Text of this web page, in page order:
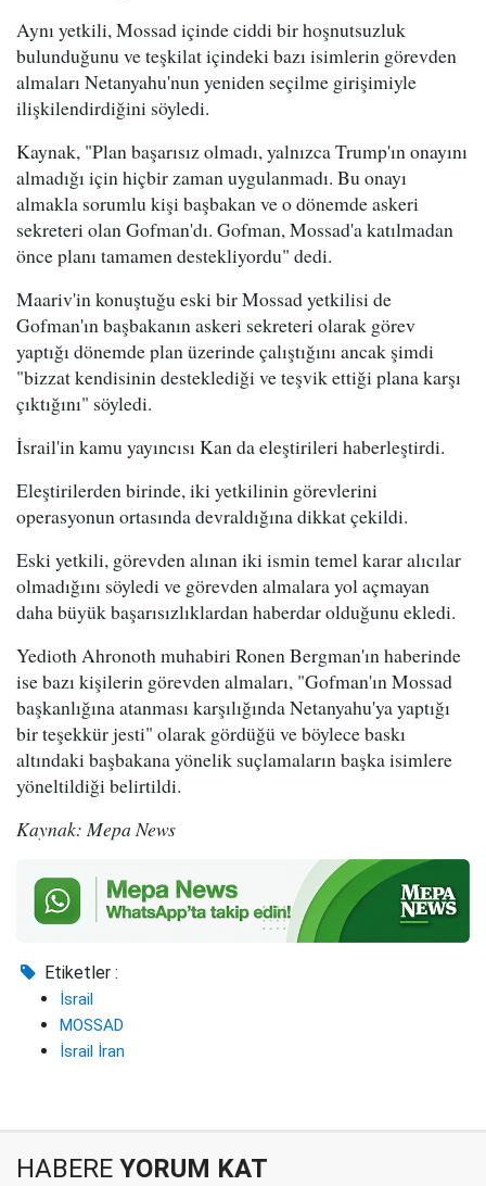
Aynı yetkili, Mossad içinde ciddi bir hoşnutsuzluk
bulunduğunu ve teşkilat içindeki bazı isimlerin görevden
almaları Netanyahu'nun yeniden seçilme girişimiyle
ilişkilendirdiğini söyledi.
Kaynak, "Plan başarısız olmadı, yalnızca Trump'ın onayını
almadığı için hiçbir zaman uygulanmadı. Bu onayı
almakla sorumlu kişi başbakan ve o dönemde askeri
sekreteri olan Gofman'dı. Gofman, Mossad'a katılmadan
önce planı tamamen destekliyordu" dedi.
Maariv'in konuştuğu eski bir Mossad yetkilisi de
Gofman'ın başbakanın askeri sekreteri olarak görev
yaptığı dönemde plan üzerinde çalıştığını ancak şimdi
"bizzat kendisinin desteklediği ve teşvik ettiği plana karşı
çıktığını" söyledi.
İsrail'in kamu yayıncısı Kan da eleştirileri haberleştirdi.
Eleştirilerden birinde, iki yetkilinin görevlerini
operasyonun ortasında devraldığına dikkat çekildi.
Eski yetkili, görevden alınan iki ismin temel karar alıcılar
olmadığını söyledi ve görevden almalara yol açmayan
daha büyük başarısızlıklardan haberdar olduğunu ekledi.
Yedioth Ahronoth muhabiri Ronen Bergman'ın haberinde
ise bazı kişilerin görevden almaları, "Gofman'ın Mossad
başkanlığına atanması karşılığında Netanyahu'ya yaptığı
bir teşekkür jesti" olarak gördüğü ve böylece baskı
altındaki başbakana yönelik suçlamaların başka isimlere
yöneltildiği belirtildi.
Kaynak: Mepa News
Etiketler :
İsrail
MOSSAD
İsrail İran
HABERE YORUM KAT